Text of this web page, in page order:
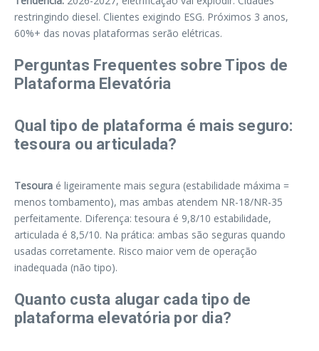
restringindo diesel. Clientes exigindo ESG. Próximos 3 anos,
60%+ das novas plataformas serão elétricas.
Perguntas Frequentes sobre Tipos de
Plataforma Elevatória
Qual tipo de plataforma é mais seguro:
tesoura ou articulada?
Tesoura é ligeiramente mais segura (estabilidade máxima =
menos tombamento), mas ambas atendem NR-18/NR-35
perfeitamente. Diferença: tesoura é 9,8/10 estabilidade,
articulada é 8,5/10. Na prática: ambas são seguras quando
usadas corretamente. Risco maior vem de operação
inadequada (não tipo).
Quanto custa alugar cada tipo de
plataforma elevatória por dia?